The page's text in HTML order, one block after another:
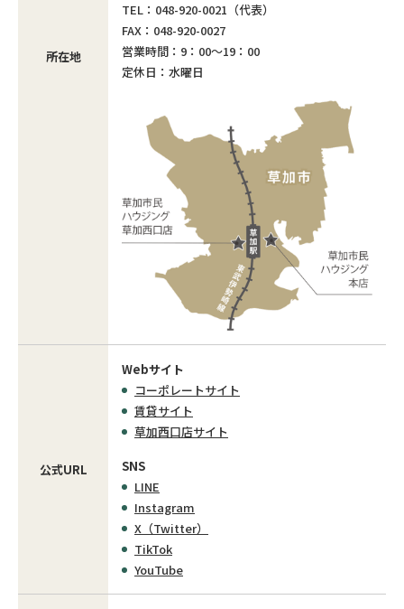
所在地
TEL：048-920-0021（代表）
FAX：048-920-0027
営業時間：9：00～19：00
定休日：水曜日
公式URL
Webサイト
コーポレートサイト
賃貸サイト
草加西口店サイト
SNS
LINE
Instagram
X（Twitter）
TikTok
YouTube